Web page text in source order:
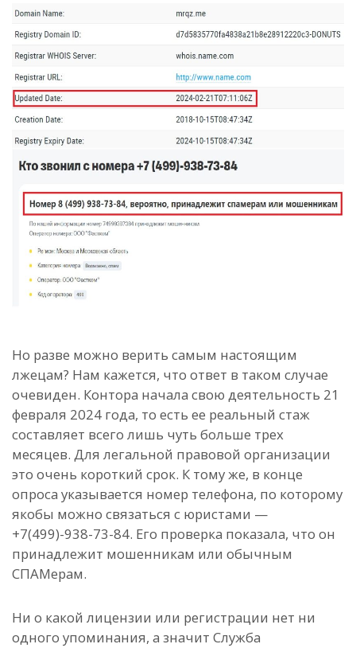
Но разве можно верить самым настоящим
лжецам? Нам кажется, что ответ в таком случае
очевиден. Контора начала свою деятельность 21
февраля 2024 года, то есть ее реальный стаж
составляет всего лишь чуть больше трех
месяцев. Для легальной правовой организации
это очень короткий срок. К тому же, в конце
опроса указывается номер телефона, по которому
якобы можно связаться с юристами —
+7(499)-938-73-84. Его проверка показала, что он
принадлежит мошенникам или обычным
СПАМерам.
Ни о какой лицензии или регистрации нет ни
одного упоминания, а значит Служба